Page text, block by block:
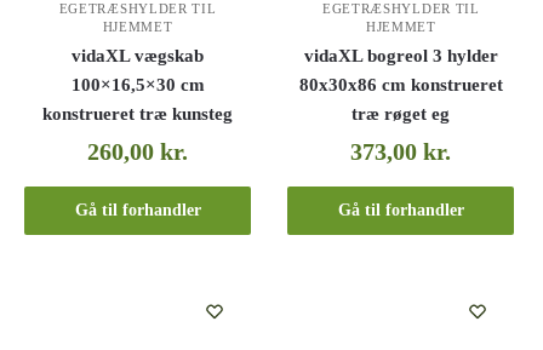
EGETRÆSHYLDER TIL
HJEMMET
vidaXL vægskab
100×16,5×30 cm
konstrueret træ kunsteg
260,00kr.
Gå til forhandler
EGETRÆSHYLDER TIL
HJEMMET
vidaXL bogreol 3 hylder
80x30x86 cm konstrueret
træ røget eg
373,00kr.
Gå til forhandler